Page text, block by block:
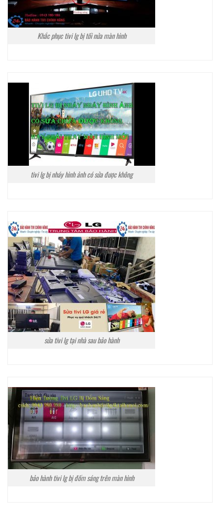
Khắc phục tivi lg bị tối nửa màn hình
tivi lg bị nháy hình ảnh có sửa được không
sửa tivi lg tại nhà sau bảo hành
bảo hành tivi lg bị đốm sáng trên màn hình